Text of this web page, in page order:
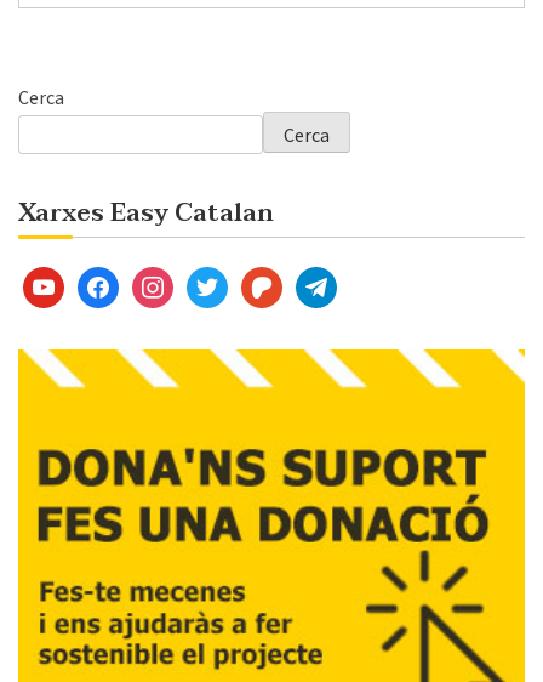
Cerca
Cerca
Xarxes Easy Catalan
youtubefacebookinstagramtwitterpatreontelegram